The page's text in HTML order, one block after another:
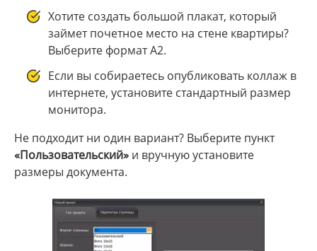
Хотите создать большой плакат, который
займет почетное место на стене квартиры?
Выберите формат А2.
Если вы собираетесь опубликовать коллаж в
интернете, установите стандартный размер
монитора.
Не подходит ни один вариант? Выберите пункт
«Пользовательский» и вручную установите
размеры документа.